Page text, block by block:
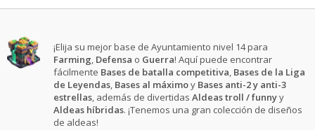
¡Elija su mejor base de Ayuntamiento nivel 14 para
Farming, Defensa o Guerra! Aquí puede encontrar
fácilmente Bases de batalla competitiva, Bases de la Liga
de Leyendas, Bases al máximoy Bases anti-2 y anti-3
estrellas, además de divertidasAldeas troll / funnyy
Aldeas híbridas. ¡Tenemos una gran colección de diseños
de aldeas!